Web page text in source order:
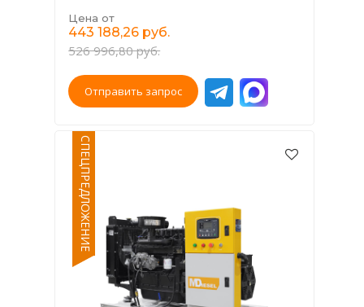
Цена от
443 188,26 руб.
526 996,80 руб.
Отправить запрос
СПЕЦПРЕДЛОЖЕНИЕ